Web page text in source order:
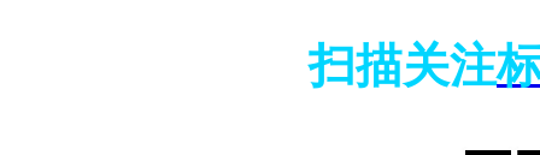
扫描关注